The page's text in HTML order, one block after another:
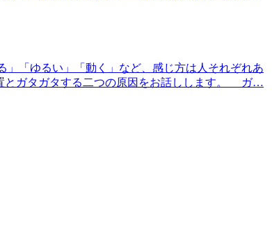
「ゆるい」「動く」など、感じ方は人それぞれあ
とガタガタする二つの原因をお話しします。 ガ…